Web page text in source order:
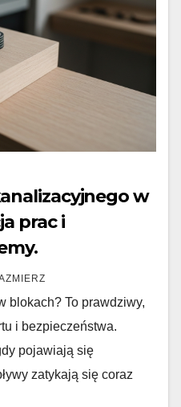
w
prac i
blokach? To prawdziwy,
i bezpieczeństwa.
pojawiają się
zatykają się coraz